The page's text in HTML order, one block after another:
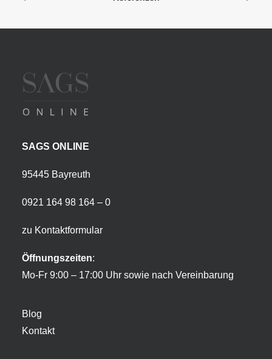
SAGS ONLINE
95445 Bayreuth
0921 164 98 164 – 0
zu Kontaktformular
Öffnungszeiten:
Mo-Fr 9:00 – 17:00 Uhr sowie nach Vereinbarung
Blog
Kontakt